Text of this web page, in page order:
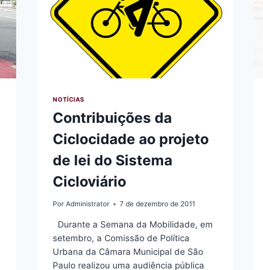
NOTÍCIAS
Contribuições da
Ciclocidade ao projeto
de lei do Sistema
Cicloviário
Por Administrator 7 de dezembro de 2011
Durante a Semana da Mobilidade, em
setembro, a Comissão de Política
Urbana da Câmara Municipal de São
Paulo realizou uma audiência pública